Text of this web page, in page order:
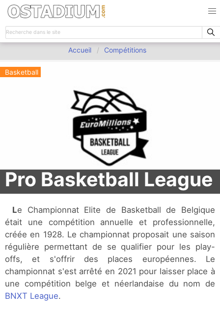
Accueil Compétitions
Basketball
Pro Basketball League
Le Championnat Elite de Basketball de Belgique
était une compétition annuelle et professionnelle,
créée en 1928. Le championnat proposait une saison
régulière permettant de se qualifier pour les play-
offs, et s'offrir des places européennes. Le
championnat s'est arrêté en 2021 pour laisser place à
une compétition belge et néerlandaise du nom de
BNXT League.